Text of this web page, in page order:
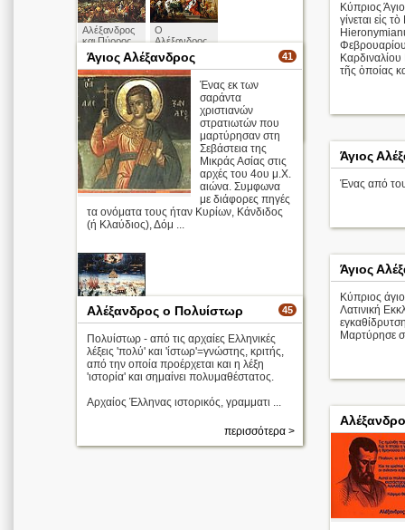
Αλέξανδρος
και Πύρρος
Charles Le
Brun (1619–
1690)
Ο
Αλέξανδρος
στην
Ιερουσαλήμ
Sebastiano
Conca
(1680–1764)
περισσότερα >
Κύπριος
γίνεται εἰς
Φεβρουαρίου
τῆς ὁποίας
41
Άγιος Αλέξανδρος
Ένας εκ των
σαράντα
χριστιανών
στρατιωτών που
μαρτύρησαν στη
Σεβάστεια της
Μικράς Ασίας στις
αρχές του 4ου μ.Χ.
αιώνα. Συμφωνα
με διάφορες πηγές
τα ονόματα τους ήταν Κυρίων, Κάνδιδος
(ή Κλαύδιος), Δόμ ...
Οι Άγιοι
Τεσσαράκοντ
Απολυτίκιο
περισσότερα >
Άγιος
Ένας από
Άγιος
Κύπριος
Λατινική
Μαρτύρησε
45
Αλέξανδρος ο Πολυίστωρ
Πολυίστωρ - από τις αρχαίες Ελληνικές
λέξεις 'πολύ' και 'ίστωρ'=γνώστης, κριτής,
από την οποία προέρχεται και η λέξη
'ιστορία' και σημαίνει πολυμαθέστατος.
Αρχαίος Έλληνας ιστορικός, γραμματι ...
περισσότερα >